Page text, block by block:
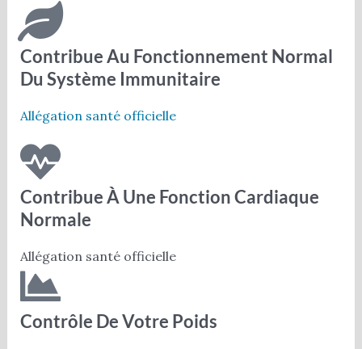
Contribue Au Fonctionnement Normal
Du Système Immunitaire
Allégation santé officielle
Contribue À Une Fonction Cardiaque
Normale
Allégation santé officielle
Contrôle De Votre Poids